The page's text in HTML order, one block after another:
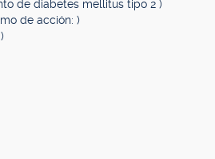
de diabetes mellitus tipo 2 )
de acción: )